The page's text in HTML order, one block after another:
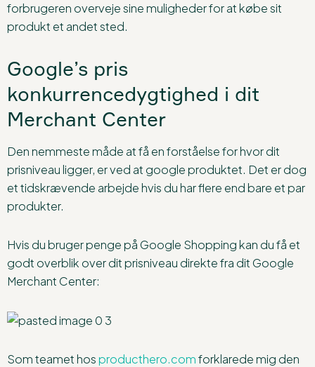
forbrugeren overveje sine muligheder for at købe sit
produkt et andet sted.
Google’s pris
konkurrencedygtighed i dit
Merchant Center
Den nemmeste måde at få en forståelse for hvor dit
prisniveau ligger, er ved at google produktet. Det er dog
et tidskrævende arbejde hvis du har flere end bare et par
produkter.
Hvis du bruger penge på Google Shopping kan du få et
godt overblik over dit prisniveau direkte fra dit Google
Merchant Center:
Som teamet hosproducthero.comforklarede mig den